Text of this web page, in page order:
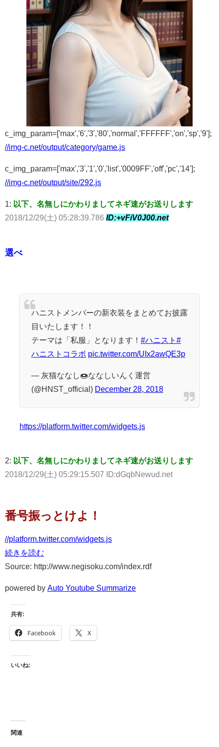
c_img_param=['max','6','3','80','normal','FFFFFF','on','sp','9'];
//img-c.net/output/category/game.js
c_img_param=['max','3','1','0','list','0009FF','off','pc','14'];
//img-c.net/output/site/292.js
1: 以下、名無しにかわりましてネギ速がお送りします
2018/12/29(土) 05:28:39.786 ID:+vFiV0J00.net
選べ
ハニストメンバーの新衣装をまとめてお披露
目いたします！！
テーマは「私服」となります！ #ハニスト #
ハニストコラボ pic.twitter.com/UIx2awQE3p
— 灰猫ななし🍩ななしいんく運営
(@HNST_official) December 28, 2018
https://platform.twitter.com/widgets.js
2: 以下、名無しにかわりましてネギ速がお送りします
2018/12/29(土) 05:29:15.507 ID:dGqbNewud.net
番号振っとけよ！
//platform.twitter.com/widgets.js
続きを読む
Source: http://www.negisoku.com/index.rdf
powered by Auto Youtube Summarize
共有:
Facebook X
いいね:
関連